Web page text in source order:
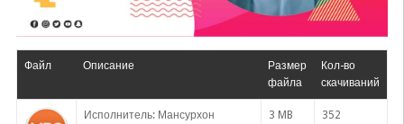
Файл Описание
Размер
файла
Кол-во
скачиваний
Исполнитель: Мансурхон
3 MB 352